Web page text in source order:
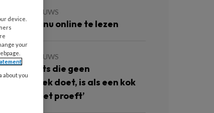
NIEUWS
TBV nu online te lezen
2026 NIEUWS
die geen
doet, is als een kok
eten niet proeft’
device.
your
about you